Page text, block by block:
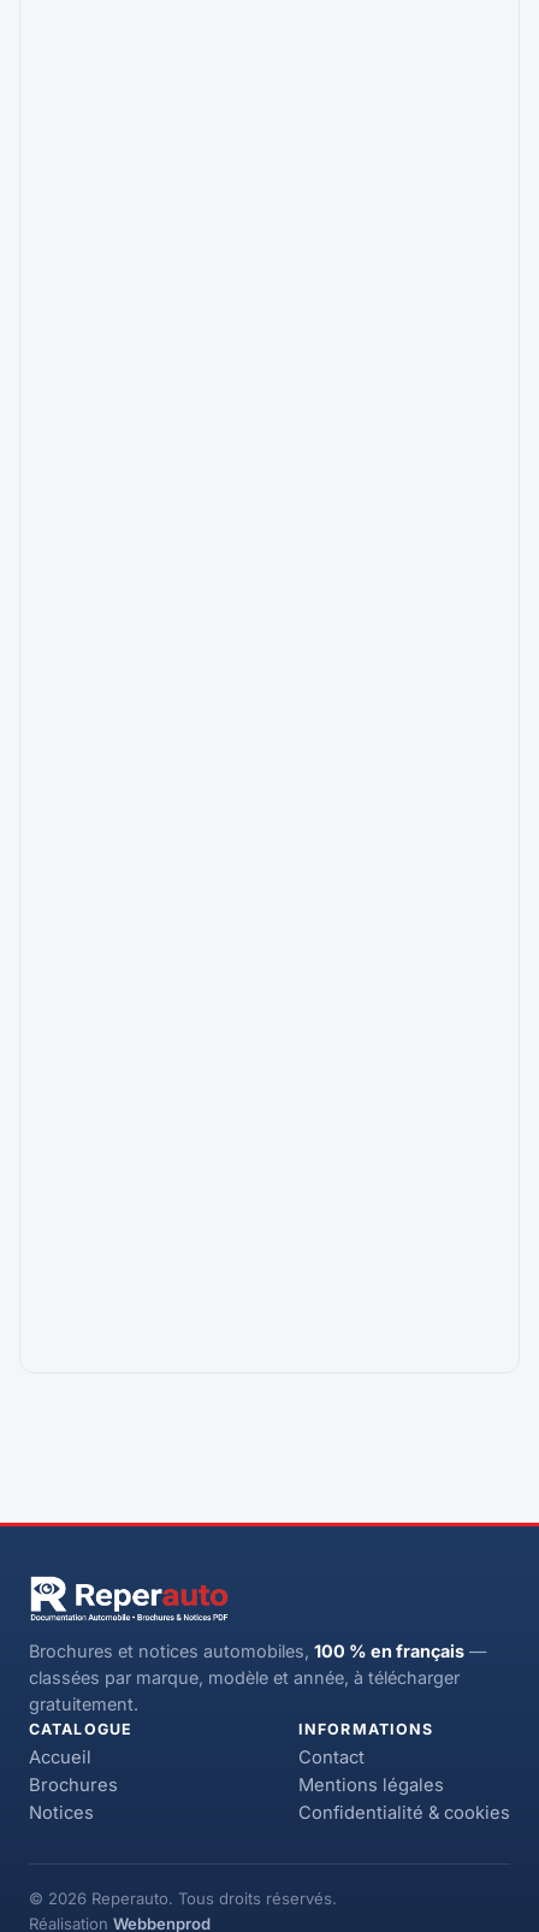
Brochures et notices automobiles, 100 % en français —
classées par marque, modèle et année, à télécharger
gratuitement.
CATALOGUE
Accueil
Brochures
Notices
INFORMATIONS
Contact
Mentions légales
Confidentialité & cookies
© 2026 Reperauto. Tous droits réservés.
Réalisation Webbenprod